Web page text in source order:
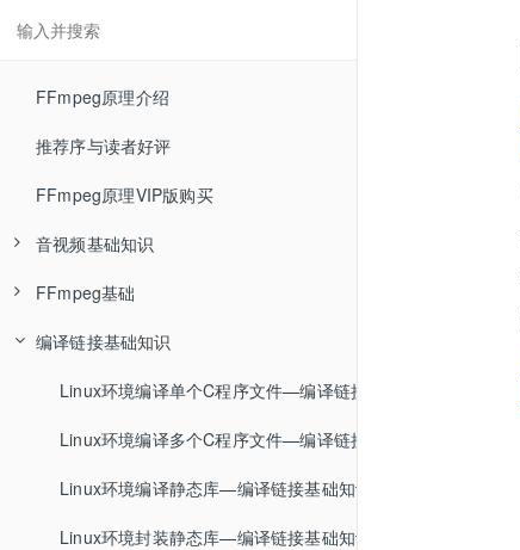
FFmpeg原理介绍
推荐序与读者好评
FFmpeg原理VIP版购买
音视频基础知识
RGB色彩空间—音视频基础知识
YUV色彩空间—音视频基础知识
RGB与YUV相互转换—音视频基础知识
YUV数据分析—音视频基础知识
编码压缩介绍—音视频基础知识
封装格式介绍—音视频基础知识
FFmpeg基础
FFmpeg介绍—FFmpeg基础
FFmpeg安装—FFmpeg基础
ffmpeg封装格式转换—FFmpeg基础
ffmpeg命令参数类型—FFmpeg基础
ffmpeg编码格式转换—FFmpeg基础
编译链接基础知识
Linux环境编译单个C程序文件—编译链接基础知识
Linux环境编译多个C程序文件—编译链接基础知识
Linux环境编译静态库—编译链接基础知识
Linux环境封装静态库—编译链接基础知识